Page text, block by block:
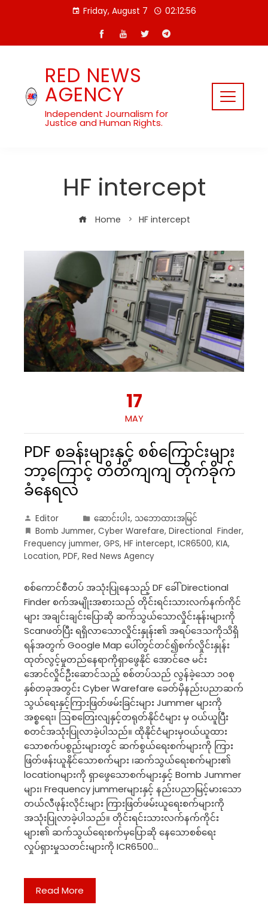
Friday, August 7 02:12:57
RED NEWS
AGENCY
Independent Journalism for
Justice and Human Rights.
HF intercept
Home HF intercept
17
MAY
PDF စခန်းများနှင့် စစ်ကြောင်းများ
ဘာ့ကြောင့် တိတိကျကျ တိုက်ခိုက်
ခံနေရလဲ
Editor ဆောင်းပါး, သဘောထားအမြင်
Bomb Jummer, Cyber Warefare, Directional Finder,
Frequency jummer, GPS, HF intercept, ICR6500, KIA,
Location, PDF, Red News Agency
စစ်ကောင်စီတပ် အသုံးပြုနေသည့် DF ခေါ် Directional
Finder စက်အမျိုးအစားသည် တိုင်းရင်းသားလက်နက်ကိုင်
များ အချင်းချင်းပြောဆို ဆက်သွယ်သောလှိုင်းနုန်းများကို
Scanဖတ်ပြီး ရရှိလာသောလှိုင်းနှုန်း၏ အရပ်ဒေသကိုသိရှိ
ရန်အတွက် Google Map ပေါ်တွင်တင်၍စက်လှိုင်းနှုန်း
ထုတ်လွင့်မှုတည်နေရာကိုရှာဖွေနိုင် အောင်ဇေ မင်း
အောင်လှိုင်ဦးဆောင်သည့် စစ်တပ်သည် လွန်ခဲ့သော ၁၀စု
နှစ်တခုအတွင်း Cyber Warefare ခေတ်မှိနည်းပညာဆက်
သွယ်ရေးနှင့်ကြားဖြတ်ဖမ်းခြင်းများ Jummer များကို
အစ္စရေး၊ ဩစတြေးလျနှင့်တရုတ်နိုင်ငံများ မှ ဝယ်ယူပြီး
စတင်အသုံးပြုလာခဲ့ပါသည်။ ထိုနိုင်ငံများမှဝယ်ယူထား
သောစက်ပစွည်းများတွင် ဆက်စွယ်ရေးစက်များကို ကြား
ဖြတ်ဖန်းယူနိုင်သောစက်များ ၊ဆက်သွယ်ရေးစက်များ၏
locationများကို ရှာဖွေသောစက်များနှင့် Bomb Jummer
များ၊ Frequency jummerများနှင့် နည်းပညာမြင့်မားသော
တယ်လီဖုန်းလိုင်းများ ကြားဖြတ်ဖမ်းယူရေးစက်များကို
အသုံးပြုလာခဲ့ပါသည်။ တိုင်းရင်းသားလက်နက်ကိုင်း
များ၏ ဆက်သွယ်ရေးစက်မှပြောဆို နေသောစစ်ရေး
လှုပ်ရှားမှုသတင်းများကို ICR6500…
Read More